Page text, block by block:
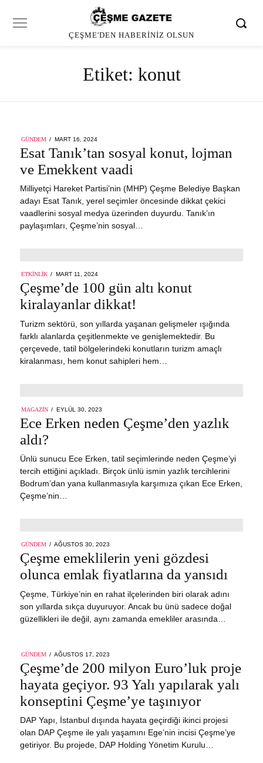
ÇEŞME'DEN HABERINIZ OLSUN
Etiket: konut
GÜNDEM
POSTED
ON
MART 16, 2024
Esat Tanık’tan sosyal konut, lojman
ve Emekkent vaadi
Milliyetçi Hareket Partisi’nin (MHP) Çeşme Belediye Başkan
adayı Esat Tanık, yerel seçimler öncesinde dikkat çekici
vaadlerini sosyal medya üzerinden duyurdu. Tanık’ın
paylaşımları, Çeşme’nin sosyal…
ETKINLIK
POSTED
ON
MART 11, 2024
11,
2024
Çeşme’de 100 gün altı konut
kiralayanlar dikkat!
Turizm sektörü, son yıllarda yaşanan gelişmeler ışığında
farklı alanlarda çeşitlenmekte ve genişlemektedir. Bu
çerçevede, tatil bölgelerindeki konutların turizm amaçlı
kiralanması, hem konut sahipleri hem…
MAGAZIN
POSTED
ON
EYLÜL 30, 2023
Ece Erken neden Çeşme’den yazlık
aldı?
Ünlü sunucu Ece Erken, tatil seçimlerinde neden Çeşme’yi
tercih ettiğini açıkladı. Birçok ünlü ismin yazlık tercihlerini
Bodrum’dan yana kullanmasıyla karşımıza çıkan Ece Erken,
Çeşme’nin…
GÜNDEM
POSTED
AĞUSTOS 30, 2023
Çeşme emeklilerin yeni gözdesi
olunca emlak fiyatlarına da yansıdı
Çeşme, Türkiye’nin en rahat ilçelerinden biri olarak adını
son yıllarda sıkça duyuruyor. Ancak bu ünü sadece doğal
güzellikleri ile değil, aynı zamanda emekliler arasında…
GÜNDEM
POSTED
AĞUSTOS 17, 2023
Çeşme’de 200 milyon Euro’luk proje
hayata geçiyor. 93 Yalı yapılarak yalı
konseptini Çeşme’ye taşınıyor
DAP Yapı, İstanbul dışında hayata geçirdiği ikinci projesi
olan DAP Çeşme ile yalı yaşamını Ege’nin incisi Çeşme’ye
getiriyor. Bu projede, DAP Holding Yönetim Kurulu…